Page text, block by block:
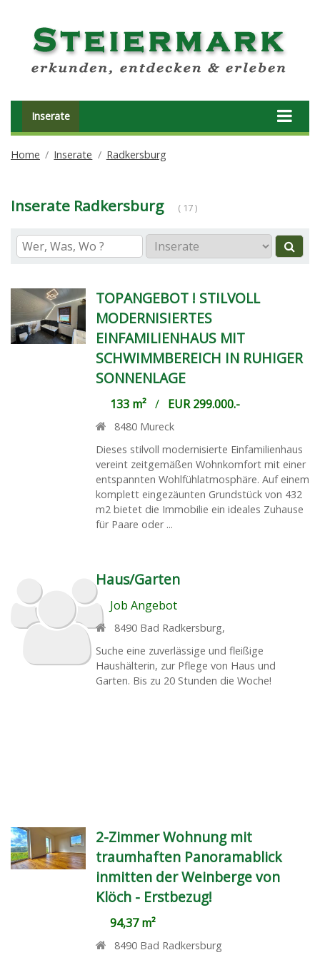
Inserate
Home Inserate Radkersburg
Inserate Radkersburg ( 17 )
TOPANGEBOT ! STILVOLL
MODERNISIERTES
EINFAMILIENHAUS MIT
SCHWIMMBEREICH IN RUHIGER
SONNENLAGE
133 m²/ EUR 299.000.-
8480 Mureck
Dieses stilvoll modernisierte Einfamilienhaus
vereint zeitgemäßen Wohnkomfort mit einer
entspannten Wohlfühlatmosphäre. Auf einem
komplett eingezäunten Grundstück von 432
m2 bietet die Immobilie ein ideales Zuhause
für Paare oder ...
Haus/Garten
Job Angebot
8490 Bad Radkersburg,
Suche eine zuverlässige und fleißige
Haushälterin, zur Pflege von Haus und
Garten. Bis zu 20 Stunden die Woche!
2-Zimmer Wohnung mit
traumhaften Panoramablick
inmitten der Weinberge von
Klöch - Erstbezug!
94,37 m²
8490 Bad Radkersburg